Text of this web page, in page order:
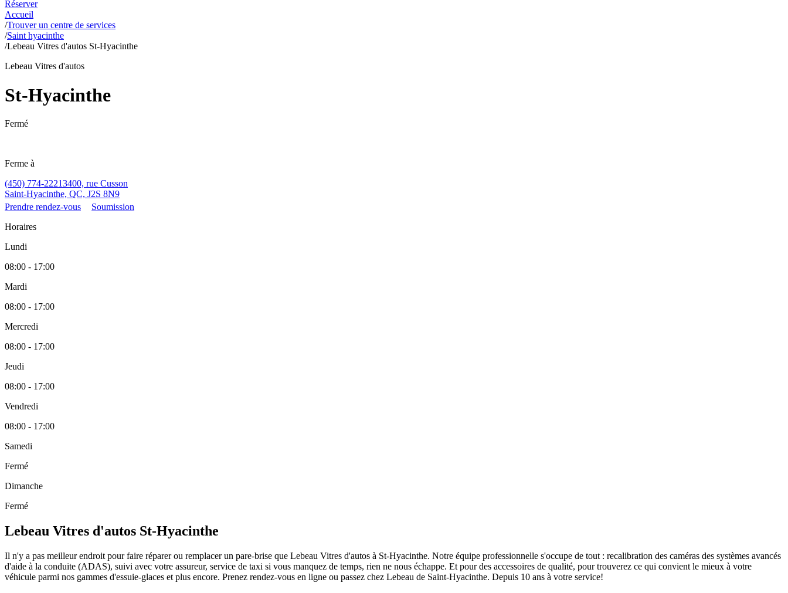
Réserver
Accueil
/Trouver un centre de services
/Saint hyacinthe
/Lebeau Vitres d'autos St-Hyacinthe
Lebeau Vitres d'autos
St-Hyacinthe
Fermé
Ferme à
(450) 774-22213400, rue Cusson
Saint-Hyacinthe, QC, J2S 8N9
Prendre rendez-vous
Soumission
Horaires
Lundi
08:00 - 17:00
Mardi
08:00 - 17:00
Mercredi
08:00 - 17:00
Jeudi
08:00 - 17:00
Vendredi
08:00 - 17:00
Samedi
Fermé
Dimanche
Fermé
Lebeau Vitres d'autos St-Hyacinthe
Il n'y a pas meilleur endroit pour faire réparer ou remplacer un pare-brise que Lebeau Vitres d'autos à St-Hyacinthe. Notre équipe professionnelle s'occupe de tout : recalibration des caméras des systèmes avancés
d'aide à la conduite (ADAS), suivi avec votre assureur, service de taxi si vous manquez de temps, rien ne nous échappe. Et pour des accessoires de qualité, pour trouverez ce qui convient le mieux à votre
véhicule parmi nos gammes d'essuie-glaces et plus encore. Prenez rendez-vous en ligne ou passez chez Lebeau de Saint-Hyacinthe. Depuis 10 ans à votre service!